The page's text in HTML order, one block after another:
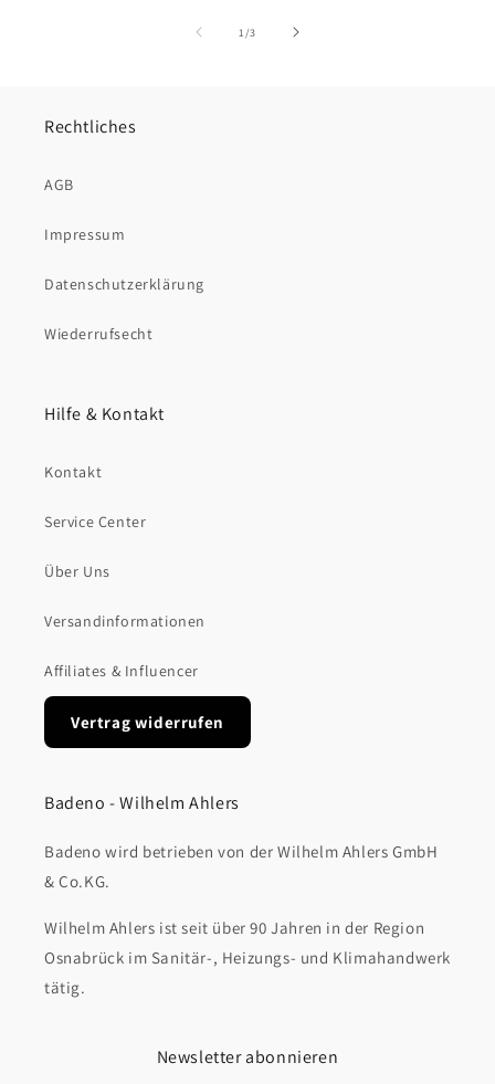
1 /von
3
Rechtliches
AGB
Impressum
Datenschutzerklärung
Wiederrufsecht
Hilfe & Kontakt
Kontakt
Service Center
Über Uns
Versandinformationen
Affiliates & Influencer
Vertrag widerrufen
Badeno - Wilhelm Ahlers
Badeno wird betrieben von der Wilhelm Ahlers GmbH
& Co.KG.
Wilhelm Ahlers ist seit über 90 Jahren in der Region
Osnabrück im Sanitär-, Heizungs- und Klimahandwerk
tätig.
Newsletter abonnieren